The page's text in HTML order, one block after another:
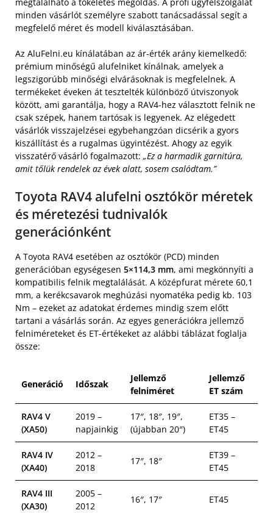
minden vásárlót személyre szabott tanácsadással segít a
megfelelő méret és modell kiválasztásában.
Az AluFelni.eu kínálatában az ár-érték arány kiemelkedő:
prémium minőségű alufelniket kínálnak, amelyek a
legszigorúbb minőségi elvárásoknak is megfelelnek. A
termékeket éveken át tesztelték különböző útviszonyok
között, ami garantálja, hogy a RAV4-hez választott felnik ne
csak szépek, hanem tartósak is legyenek. Az elégedett
vásárlók visszajelzései egybehangzóan dicsérik a gyors
kiszállítást és a rugalmas ügyintézést. Ahogy az egyik
visszatérő vásárló fogalmazott: „Ez a harmadik garnitúra,
amit tőlük rendelek az évek alatt, sosem csalódtam.”
Toyota RAV4 alufelni osztókör méretek
és méretezési tudnivalók
generációnként
A Toyota RAV4 esetében az osztókör (PCD) minden
generációban egységesen 5×114,3 mm, ami megkönnyíti a
kompatibilis felnik megtalálását. A középfurat mérete 60,1
mm, a kerékcsavarok meghúzási nyomatéka pedig kb. 103
Nm – ezeket az adatokat érdemes mindig szem előtt
tartani a vásárlás során. Az egyes generációkra jellemző
felniméreteket és ET-értékeket az alábbi táblázat foglalja
össze:
Generáció Időszak
Jellemző
felniméret
Jellemző
ET szám
RAV4 V
(XA50)
2019 –
napjainkig
17″, 18″, 19″,
(újabban 20″)
ET35 –
ET45
RAV4 IV
(XA40)
2012 –
2018
17″, 18″
ET39 –
ET45
RAV4 III
(XA30)
2005 –
2012
16″, 17″ ET45